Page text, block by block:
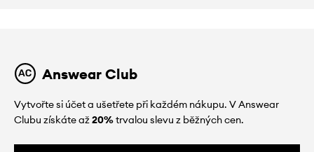
Answear Club
Vytvořte si účet a ušetřete při každém nákupu. V Answear
Clubu získáte až20%trvalou slevu z běžných cen.